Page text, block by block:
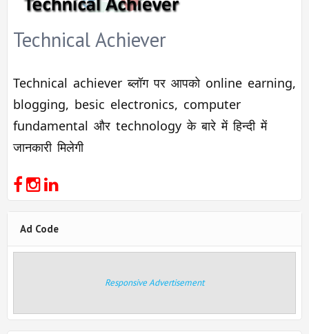
Technical Achiever
Technical achiever ब्लॉग पर आपको online earning,
blogging, besic electronics, computer
fundamental और technology के बारे में हिन्दी में
जानकारी मिलेगी
Ad Code
Responsive Advertisement